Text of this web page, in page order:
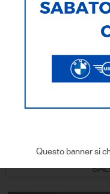
Questo banner si
Ricerca testuale